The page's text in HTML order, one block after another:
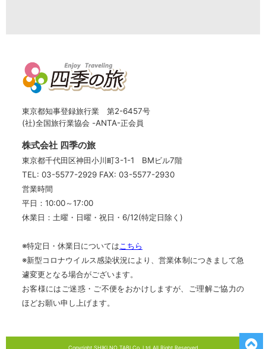
東京都知事登録旅行業 第2-6457号
(社)全国旅行業協会 -ANTA-正会員
株式会社 四季の旅
東京都千代田区神田小川町3-1-1 BMビル7階
TEL: 03-5577-2929FAX: 03-5577-2930
営業時間
平日：10:00～17:00
休業日：土曜・日曜・祝日・6/12(特定日除く)
※特定日・休業日については こちら
※新型コロナウイルス感染状況により、営業体制につきまして急
遽変更となる場合がございます。
お客様にはご迷惑・ご不便をおかけしますが、ご理解ご協力の
ほどお願い申し上げます。